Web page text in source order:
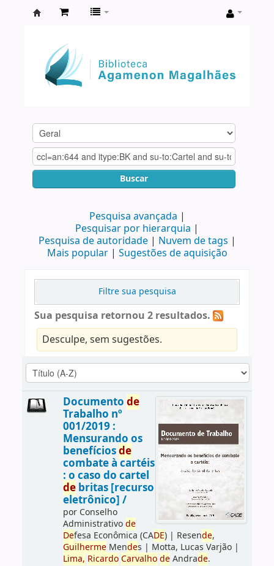
Agamenon
Magalhães
Buscar
Pesquisa avançada
Pesquisar por hierarquia
Pesquisa de autoridade
Nuvem de tags
Mais popular
Sugestões de aquisição
Filtre sua pesquisa
Sua pesquisa retornou 2 resultados.
Desculpe, sem sugestões.
Documento de
Trabalho nº
001/2019 :
Mensurando os
benefíciosde
combate à cartéis
: o caso do cartel
debritas [recurso
eletrônico] /
por Conselho
Administrativode
Defesa Econômica (CADE)| Resende,
GuilhermeMendes | Motta, Lucas Varjão|
Lima, Ricardo Carvalho deAndrade.